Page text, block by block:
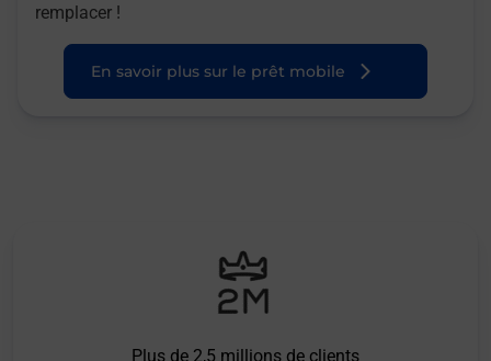
remplacer !
En savoir plus sur le prêt mobile
Plus de 2,5 millions de clients